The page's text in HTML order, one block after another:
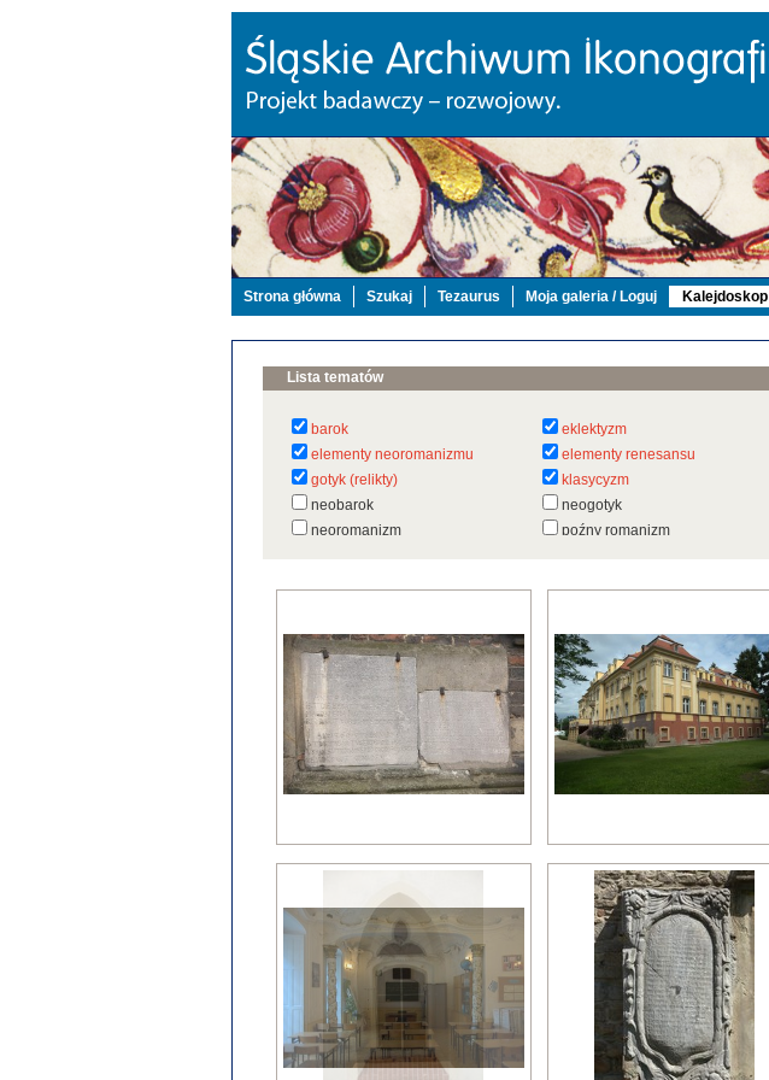
Strona główna Szukaj Tezaurus Moja galeria / Loguj Kalejdoskop
Lista tematów
barok eklektyzm
elementy neoromanizmu
elementy renesansu
gotyk (relikty)
klasycyzm
neobarok
neogotyk
neoromanizm
poźny romanizm
wczesny barok
wczesny gotyk